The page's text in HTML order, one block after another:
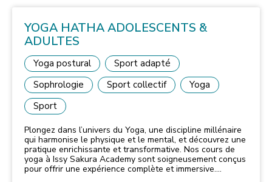
YOGA HATHA ADOLESCENTS &
ADULTES
Yoga postural
Sport adapté
Sophrologie
Sport collectif
Yoga
Sport
Plongez dans l’univers du Yoga, une discipline millénaire
qui harmonise le physique et le mental, et découvrez une
pratique enrichissante et transformative. Nos cours de
yoga à Issy Sakura Academy sont soigneusement conçus
pour offrir une expérience complète et immersive.